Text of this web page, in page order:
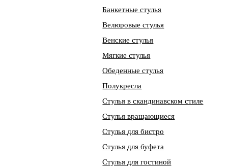
Банкетные стулья
Велюровые стулья
Венские стулья
Мягкие стулья
Обеденные стулья
Полукресла
Стулья в скандинавском стиле
Стулья вращающиеся
Стулья для бистро
Стулья для буфета
Стулья для гостиной